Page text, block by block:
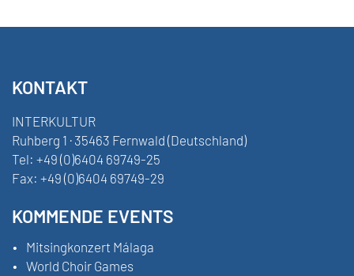
KONTAKT
INTERKULTUR
Ruhberg 1 · 35463 Fernwald (Deutschland)
Tel: +49 (0)6404 69749-25
Fax: +49 (0)6404 69749-29
KOMMENDE EVENTS
Mitsingkonzert Málaga
World Choir Games